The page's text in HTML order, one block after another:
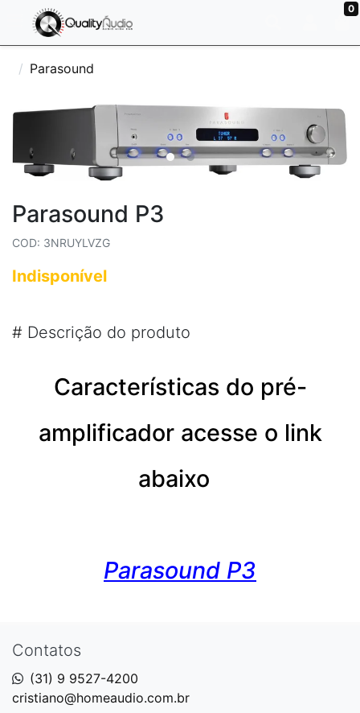
0
Parasound
Parasound P3
COD: 3NRUYLVZG
Indisponível
# Descrição do produto
Características do pré-
amplificador acesse o link
abaixo
Parasound P3​
Contatos
(31) 9 9527-4200
cristiano@homeaudio.com.br